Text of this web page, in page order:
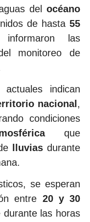
del océano
de hasta 55
las
monitoreo de
indican
nacional ,
condiciones
que
lluviasdurante
se esperan
entre 20 y 30
durante las horas